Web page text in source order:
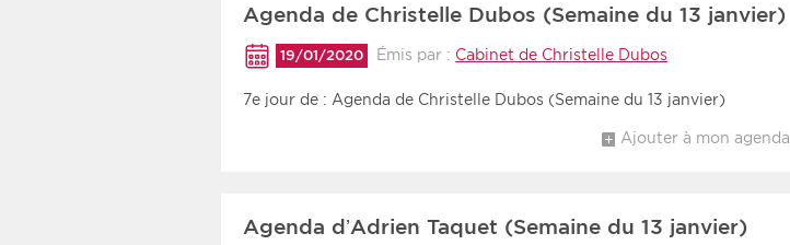
Agenda de Christelle Dubos (Semaine du 13 janvier)
19/01/2020 Émis par : Cabinet de Christelle Dubos
7e jour de : Agenda de Christelle Dubos (Semaine du 13 janvier)
Ajouter à mon agenda
Agenda d’Adrien Taquet (Semaine du 13 janvier)